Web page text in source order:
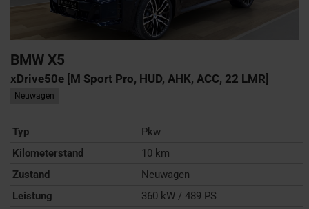
BMW X5
xDrive50e [M Sport Pro, HUD, AHK, ACC, 22 LMR]
Neuwagen
Typ
Pkw
Kilometerstand
10 km
Zustand
Neuwagen
Leistung
360 kW / 489 PS